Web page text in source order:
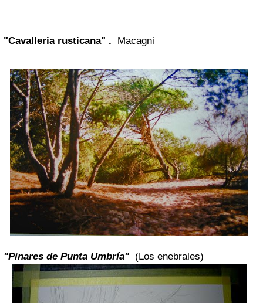
"Cavalleria rusticana" . Macagni
"Pinares de Punta Umbría"(Los enebrales)